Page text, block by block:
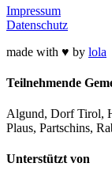
Impressum
Datenschutz
made with ♥ by lola
Teilnehmende
Algund, Dorf Tirol,
Plaus, Partschins,
Unterstützt von